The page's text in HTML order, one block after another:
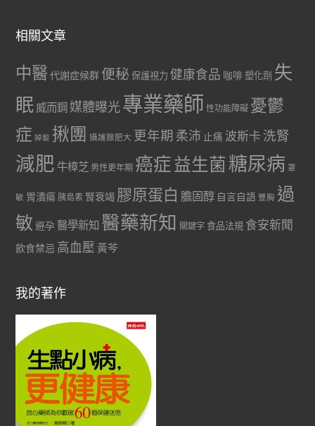
相關文章
中醫代謝症候群 便秘 保護視力 健康食品 咖啡 塑化劑 失
眠 威而鋼 媒體曝光專業藥師 性功能障礙 憂鬱
症 掉髮 揪團 攝護腺肥大 更年期 柔沛 止痛 波斯卡 洗腎
減肥 牛樟芝 男性更年期 癌症益生菌 糖尿病 罩
敏 胃潰瘍 胰島素 腎衰竭 膠原蛋白 膽固醇 自言自語 豐胸 過
敏 避孕 醫學新知 醫藥新知 關鍵字 食品法規 食安新聞
飲食禁忌 高血壓 黃芩
我的著作